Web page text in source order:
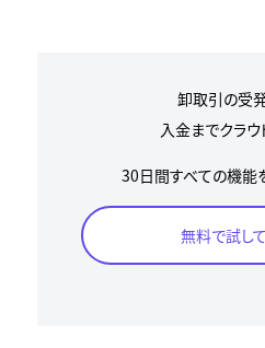
卸取引の受
入金までクラ
30日間すべての機能
無料で試し